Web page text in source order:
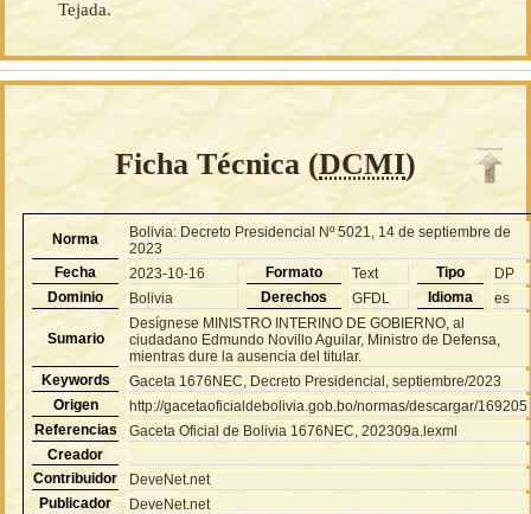
Tejada.
Ficha Técnica (DCMI)
Norma
Bolivia: Decreto Presidencial Nº 5021, 14 de septiembre de
2023
Fecha
2023-10-16 Formato Text Tipo
DP
Dominio
Bolivia Derechos GFDL Idioma es
Sumario
Desígnese MINISTRO INTERINO DE GOBIERNO, al
ciudadano Edmundo Novillo Aguilar, Ministro de Defensa,
mientras dure la ausencia del titular.
Keywords
Gaceta 1676NEC, Decreto Presidencial, septiembre/2023
Origen
http://gacetaoficialdebolivia.gob.bo/normas/descargar/169205
Referencias
Gaceta Oficial de Bolivia 1676NEC, 202309a.lexml
Creador
Contribuidor
DeveNet.net
Publicador
DeveNet.net